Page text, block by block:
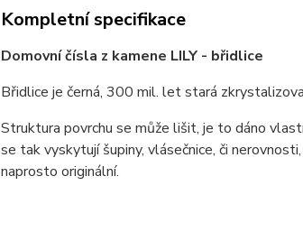
Kompletní specifikace
Domovní čísla z kamene LILY - břidlice
Břidlice je černá, 300 mil. let stará
Struktura povrchu se může lišit, je to dáno
se tak vyskytují šupiny, vlásečnice, či
naprosto originální.